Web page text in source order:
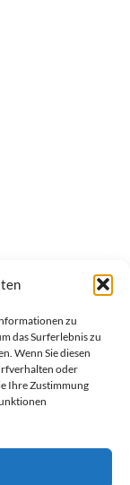
zu
das Surferlebnis zu
Wenn Sie diesen
oder
Ihre Zustimmung